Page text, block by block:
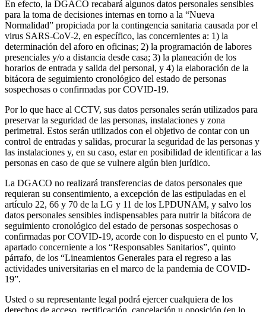
En efecto, la DGACO recabará algunos datos personales sensibles
para la toma de decisiones internas en torno a la “Nueva
Normalidad” propiciada por la contingencia sanitaria causada por el
virus SARS-CoV-2, en específico, las concernientes a: 1) la
determinación del aforo en oficinas; 2) la programación de labores
presenciales y/o a distancia desde casa; 3) la planeación de los
horarios de entrada y salida del personal, y 4) la elaboración de la
bitácora de seguimiento cronológico del estado de personas
sospechosas o confirmadas por COVID-19.
Por lo que hace al CCTV, sus datos personales serán utilizados para
preservar la seguridad de las personas, instalaciones y zona
perimetral. Estos serán utilizados con el objetivo de contar con un
control de entradas y salidas, procurar la seguridad de las personas y
las instalaciones y, en su caso, estar en posibilidad de identificar a las
personas en caso de que se vulnere algún bien jurídico.
La DGACO no realizará transferencias de datos personales que
requieran su consentimiento, a excepción de las estipuladas en el
artículo 22, 66 y 70 de la LG y 11 de los LPDUNAM, y salvo los
datos personales sensibles indispensables para nutrir la bitácora de
seguimiento cronológico del estado de personas sospechosas o
confirmadas por COVID-19, acorde con lo dispuesto en el punto V,
apartado concerniente a los “Responsables Sanitarios”, quinto
párrafo, de los “Lineamientos Generales para el regreso a las
actividades universitarias en el marco de la pandemia de COVID-
19”.
Usted o su representante legal podrá ejercer cualquiera de los